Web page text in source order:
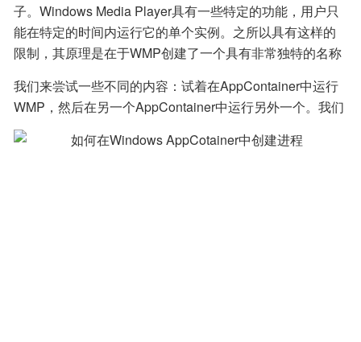
子。Windows Media Player具有一些特定的功能，用户只
能在特定的时间内运行它的单个实例。之所以具有这样的
限制，其原理是在于WMP创建了一个具有非常独特的名称
ex”，如果它已经存在，那么将会向它的同伴（也就是之前
存在的WMP实例）发送一条消息，然后终止。我们可以使
用进程管理器执行的另一个简单技巧是关闭该句柄，然后
我们来尝试一些不同的内容：试着在AppContainer中运行
WMP，然后在另一个AppContainer中运行另外一个。我们
想知道，这样会得到两个实例吗？